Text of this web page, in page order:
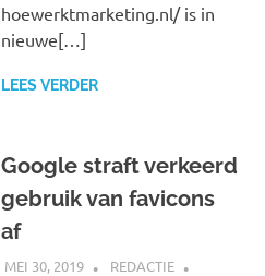
hoewerktmarketing.nl/ is in
nieuwe[…]
LEES VERDER
Google straft verkeerd
gebruik van favicons
af
MEI 30, 2019
REDACTIE